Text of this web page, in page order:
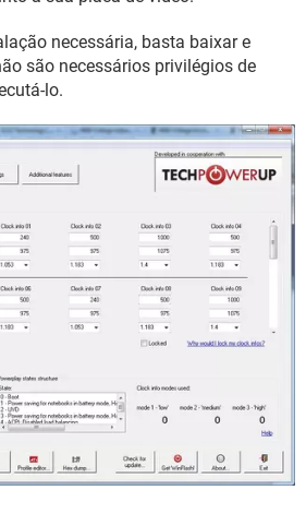
necessária, basta baixar e
são necessários privilégios de
lo.